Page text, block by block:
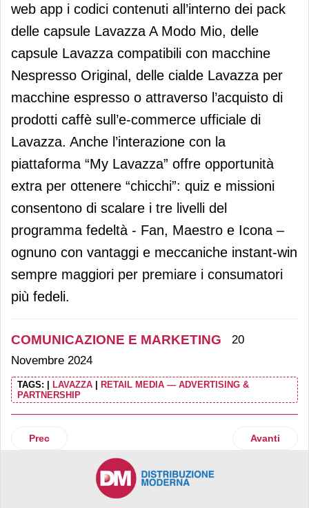
web app i codici contenuti all’interno dei pack
delle capsule Lavazza A Modo Mio, delle
capsule Lavazza compatibili con macchine
Nespresso Original, delle cialde Lavazza per
macchine espresso o attraverso l’acquisto di
prodotti caffè sull’e-commerce ufficiale di
Lavazza. Anche l’interazione con la
piattaforma “My Lavazza” offre opportunità
extra per ottenere “chicchi”: quiz e missioni
consentono di scalare i tre livelli del
programma fedeltà - Fan, Maestro e Icona –
ognuno con vantaggi e meccaniche instant-win
sempre maggiori per premiare i consumatori
più fedeli.
COMUNICAZIONE E MARKETING
20
Novembre 2024
TAGS: | LAVAZZA | RETAIL MEDIA — ADVERTISING &
PARTNERSHIP
Articolo precedente: Mutti celebra gli agricoltori nel suo
Prec Articolo
Avanti